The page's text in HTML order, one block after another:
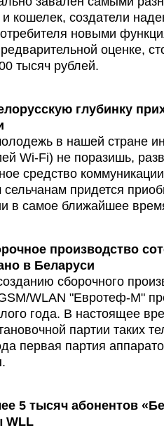
кошелек, создатели
новыми
оценке,
тысяч рублей.
глубинку
в нашей стране
Wi-Fi) не поразишь,
средство
придется
в самое ближайшее
производство
в Беларуси
сборочного
WLAN "Евротеф-М"
года. В настоящее
партии таких
первая партия
5 тысяч абонентов
WLL